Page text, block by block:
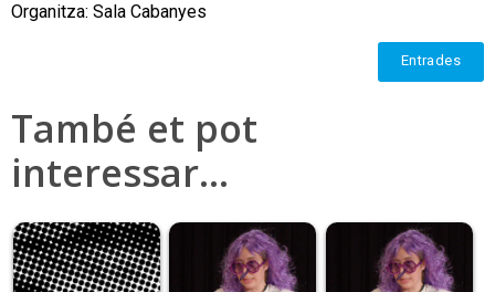
Organitza: Sala Cabanyes
Entrades
També et pot
interessar…